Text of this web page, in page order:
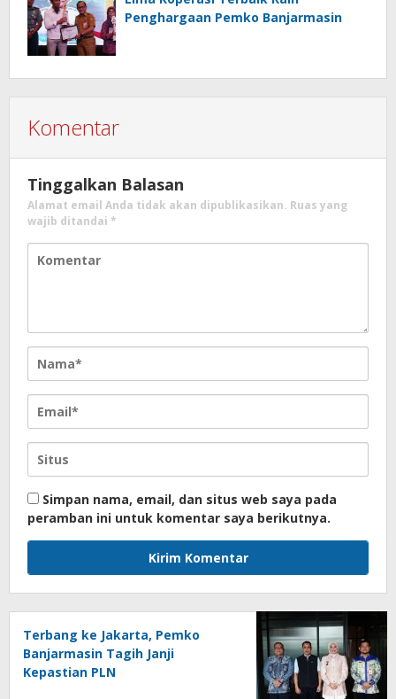
Penghargaan Pemko Banjarmasin
Komentar
Tinggalkan Balasan
Alamat email Anda tidak akan dipublikasikan. Ruas yang
wajib ditandai *
Simpan nama, email, dan situs web saya pada
peramban ini untuk komentar saya berikutnya.
Terbang ke Jakarta, Pemko
Banjarmasin Tagih Janji
Kepastian PLN